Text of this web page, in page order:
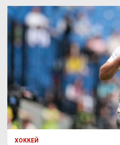
ХОККЕЙ